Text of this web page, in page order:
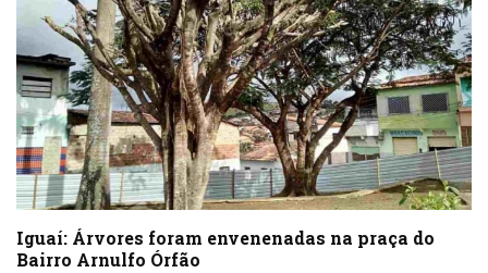
Iguaí: Árvores foram envenenadas na praça do
Bairro Arnulfo Órfão